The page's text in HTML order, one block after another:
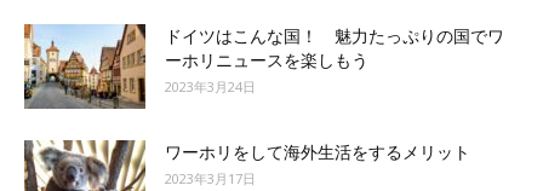
ドイツはこんな国！ 魅力たっぷりの国でワ
ーホリニュースを楽しもう
2023年3月24日
ワーホリをして海外生活をするメリット
2023年3月17日